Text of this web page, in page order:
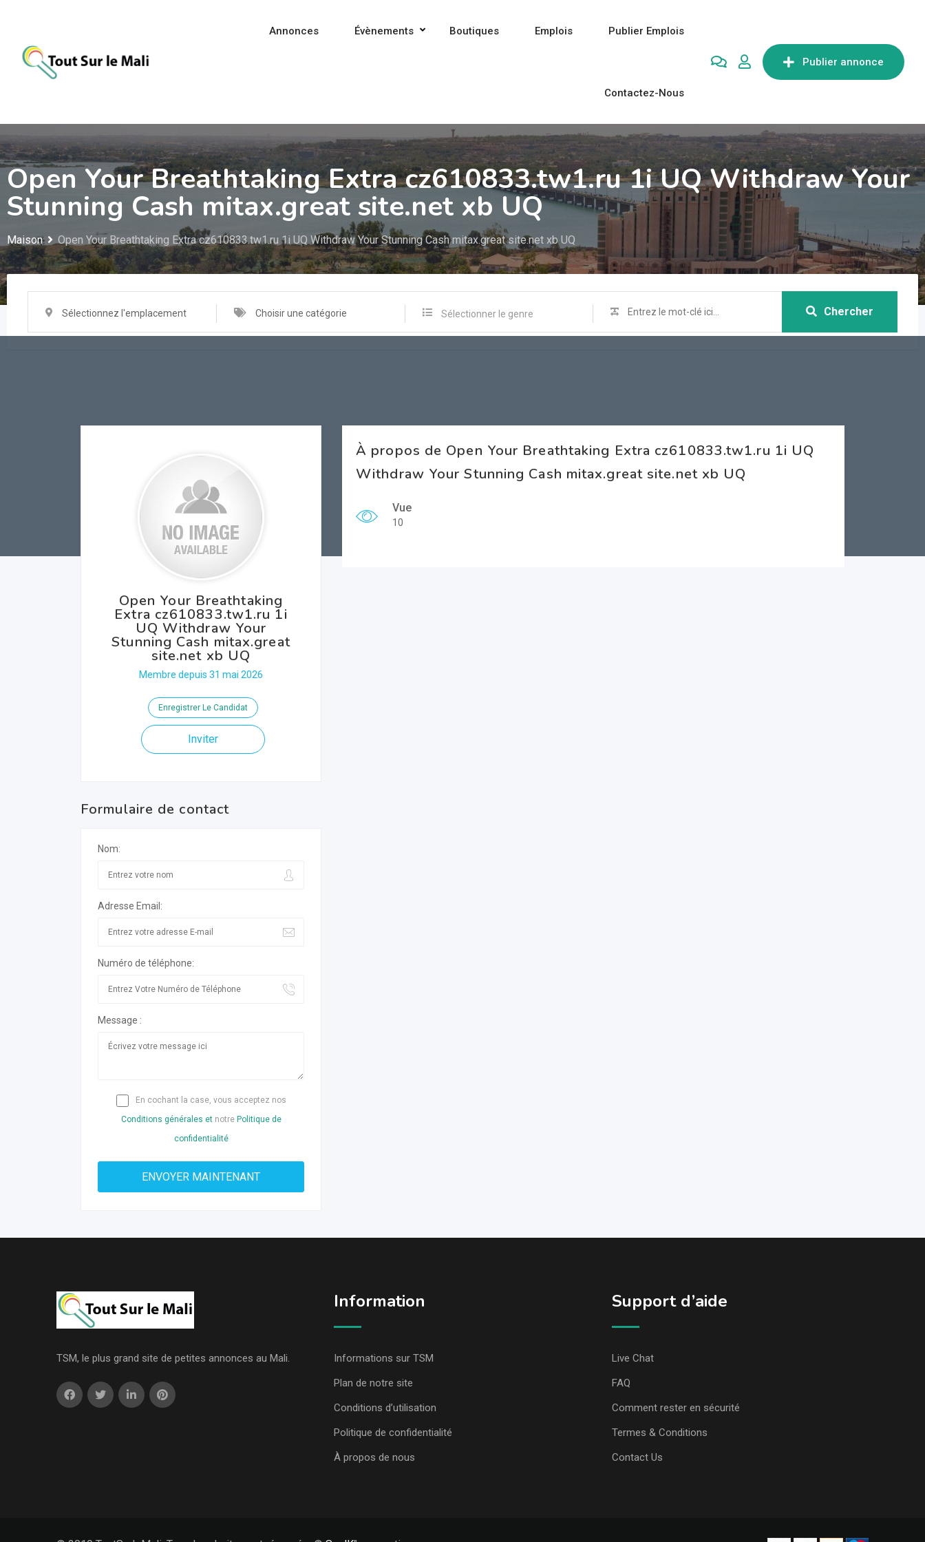
contenu
Publier annonce
Annonces Évènements Boutiques Emplois Publier Emplois
Contactez-Nous
Open Your Breathtaking Extra cz610833.tw1.ru 1i UQ Withdraw Your
Stunning Cash mitax.great site.net xb UQ
Maison Open Your Breathtaking Extra cz610833.tw1.ru 1i UQ Withdraw Your Stunning Cash mitax.great site.net xb UQ
Sélectionnez l'emplacement Choisir une catégorie Sélectionner le genre Chercher
Open Your Breathtaking
Extra cz610833.tw1.ru 1i
UQ Withdraw Your
Stunning Cash mitax.great
site.net xb UQ
Membre depuis 31 mai 2026
Enregistrer Le Candidat
Inviter
Formulaire de contact
Nom:
Adresse Email:
Numéro de téléphone:
Message :
En cochant la case, vous acceptez nos
Conditions générales etnotre Politique de
confidentialité
À propos de Open Your Breathtaking Extra cz610833.tw1.ru 1i UQ
Withdraw Your Stunning Cash mitax.great site.net xb UQ
Vue
10
TSM, le plus grand site de petites annonces au Mali.
Information
Informations sur TSM
Plan de notre site
Conditions d’utilisation
Politique de confidentialité
À propos de nous
Support d’aide
Live Chat
FAQ
Comment rester en sécurité
Termes & Conditions
Contact Us